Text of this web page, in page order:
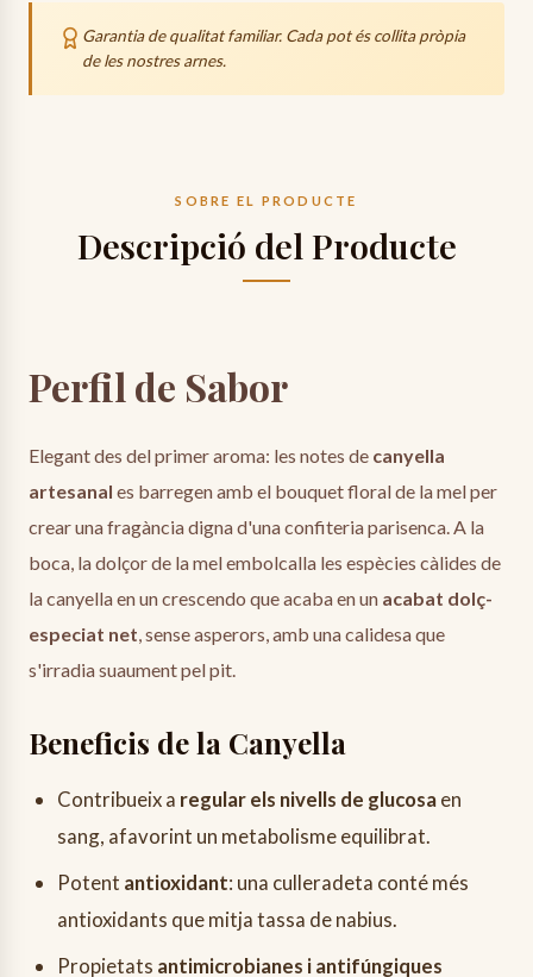
que la mel arribi intacta.
24-48hPreparació de la comanda.
Data estimada de lliurament:
dijous, 13 d’agost
Garantia de qualitat familiar. Cada pot és collita pròpia
de les nostres arnes.
SOBRE EL PRODUCTE
Descripció del Producte
Perfil de Sabor
Elegant des del primer aroma: les notes de canyella
artesanal es barregen amb el bouquet floral de la mel per
crear una fragància digna d'una confiteria parisenca. A la
boca, la dolçor de la mel embolcalla les espècies càlides de
la canyella en un crescendo que acaba en un acabat dolç-
especiat net, sense asperors, amb una calidesa que
s'irradia suaument pel pit.
Beneficis de la Canyella
Contribueix a regular els nivells de glucosaen
sang, afavorint un metabolisme equilibrat.
Potent antioxidant: una culleradeta conté més
antioxidants que mitja tassa de nabius.
Propietats antimicrobianes i antifúngiques